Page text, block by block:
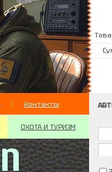
Контакты
ОХОТА И ТУРИЗМ